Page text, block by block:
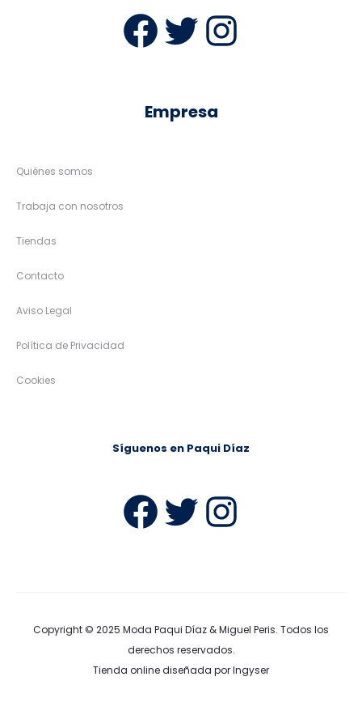
Facebook
Twitter
Empresa
Quiénes somos
Trabaja con nosotros
Tiendas
Contacto
Aviso Legal
Política de Privacidad
Cookies
Síguenos en Paqui Díaz
Facebook
Twitter
Copyright © 2025 Moda Paqui Díaz & Miguel Peris. Todos los
derechos reservados.
Tienda online diseñada por Ingyser